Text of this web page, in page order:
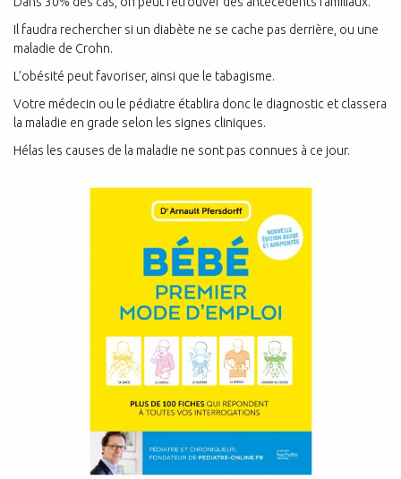
Il faudra rechercher si un diabète ne se cache pas derrière, ou une
maladie de Crohn.
L’obésité peut favoriser, ainsi que le tabagisme.
Votre médecin ou le pédiatre établira donc le diagnostic et classera
la maladie en grade selon les signes cliniques.
Hélas les causes de la maladie ne sont pas connues à ce jour.